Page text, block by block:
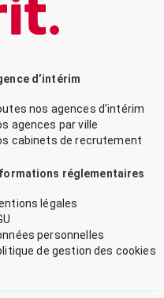
d’intérim
nos agences d’intérim
agences par ville
cabinets de recrutement
réglementaires
légales
personnelles
de gestion des cookies